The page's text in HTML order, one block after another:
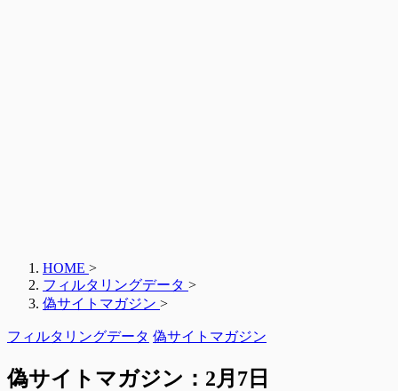
HOME >
フィルタリングデータ >
偽サイトマガジン >
フィルタリングデータ 偽サイトマガジン
偽サイトマガジン：2月7日